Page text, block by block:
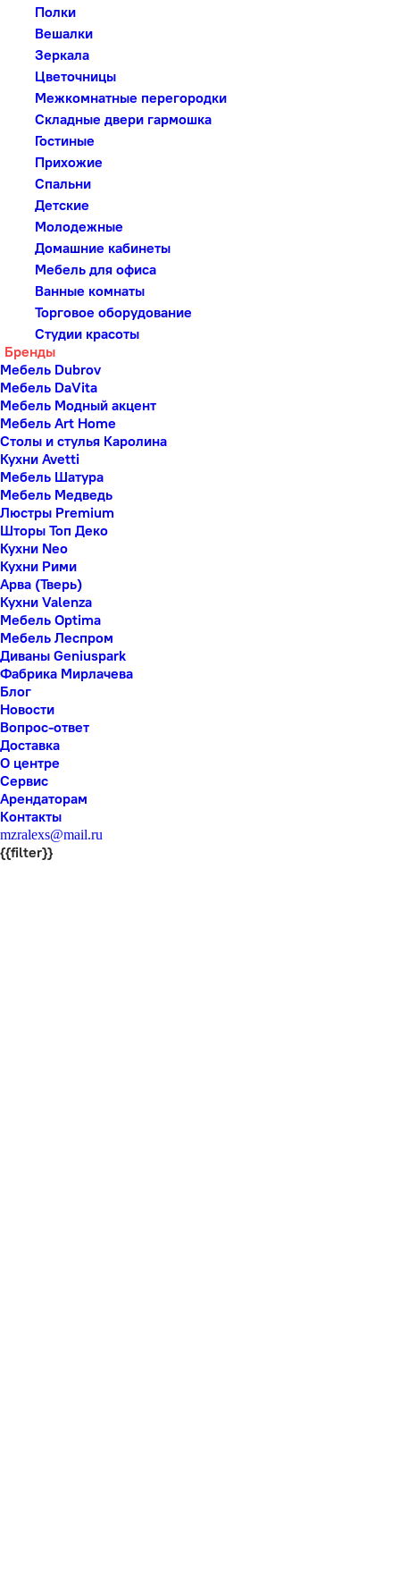
Полки
Вешалки
Зеркала
Цветочницы
Межкомнатные перегородки
Складные двери гармошка
Гостиные
Прихожие
Спальни
Детские
Молодежные
Домашние кабинеты
Мебель для офиса
Ванные комнаты
Торговое оборудование
Студии красоты
Бренды
Мебель Dubrov
Мебель DaVita
Мебель Модный акцент
Мебель Art Home
Столы и стулья Каролина
Кухни Avetti
Мебель Шатура
Мебель Медведь
Люстры Premium
Шторы Топ Деко
Кухни Neo
Кухни Рими
Арва (Тверь)
Кухни Valenza
Мебель Optima
Мебель Леспром
Диваны Geniuspark
Фабрика Мирлачева
Блог
Новости
Вопрос-ответ
Доставка
О центре
Сервис
Арендаторам
Контакты
mzralexs@mail.ru
{{filter}}